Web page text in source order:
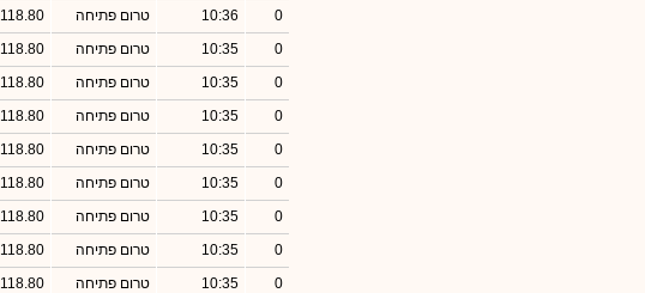
0
10:36 טרום פתיחה 118.80
0
10:35 טרום פתיחה 118.80
0
10:35 טרום פתיחה 118.80
0
10:35 טרום פתיחה 118.80
0
10:35 טרום פתיחה 118.80
0
10:35 טרום פתיחה 118.80
0
10:35 טרום פתיחה 118.80
0
10:35 טרום פתיחה 118.80
0
10:35 טרום פתיחה 118.80